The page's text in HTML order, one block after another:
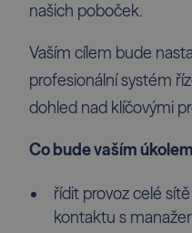
našich poboček.
Vaším cílem bude
profesionální systém
dohled nad klíčovými
Co bude vaším
řídit provoz celé
kontaktu s